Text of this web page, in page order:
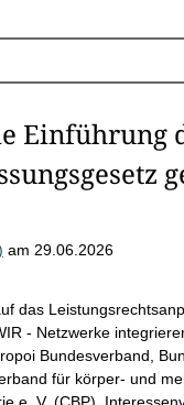
Einführung
am 29.06.2026
das
- Netzwerke
Bundesverband,
für körper- und